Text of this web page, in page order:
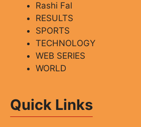
Rashi Fal
RESULTS
SPORTS
TECHNOLOGY
WEB SERIES
WORLD
Quick Links